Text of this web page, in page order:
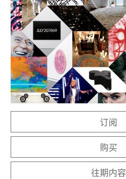
广告
订阅
往期内容
联系我们
关注我们
订阅
购买
往期内容